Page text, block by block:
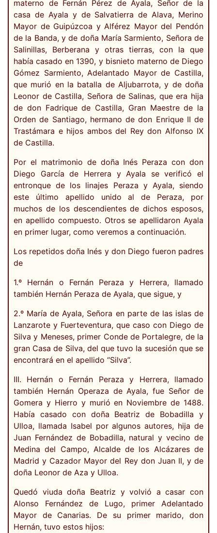
materno de Fernán Pérez de Ayala, Señor de la
casa de Ayala y de Salvatierra de Alava, Merino
Mayor de Guipúzcoa y Alférez Mayor del Pendón
de la Banda, y de doña María Sarmiento, Señora de
Salinillas, Berberana y otras tierras, con la que
había casado en 1390, y bisnieto materno de Diego
Gómez Sarmiento, Adelantado Mayor de Castilla,
que murió en la batalla de Aljubarrota, y de doña
Leonor de Castilla, Señora de Salinas, que era hija
de don Fadrique de Castilla, Gran Maestre de la
Orden de Santiago, hermano de don Enrique II de
Trastámara e hijos ambos del Rey don Alfonso IX
de Castilla.
Por el matrimonio de doña Inés Peraza con don
Diego García de Herrera y Ayala se verificó el
entronque de los linajes Peraza y Ayala, siendo
este último apellido unido al de Peraza, por
muchos de los descendientes de dichos esposos,
en apellido compuesto. Otros se apellidaron Ayala
en primer lugar, como veremos a continuación.
Los repetidos doña Inés y don Diego fueron padres
de
1.º Hernán o Fernán Peraza y Herrera, llamado
también Hernán Peraza de Ayala, que sigue, y
2.º María de Ayala, Señora en parte de las islas de
Lanzarote y Fuerteventura, que caso con Diego de
Silva y Meneses, primer Conde de Portalegre, de la
gran Casa de Silva, del que tuvo la sucesión que se
encontrará en el apellido “Silva”.
III. Hernán o Fernán Peraza y Herrera, llamado
también Hernán Operaza de Ayala, fue Señor de
Gomera y Hierro y murió en Noviembre de 1488.
Había casado con doña Beatriz de Bobadilla y
Ulloa, llamada Isabel por algunos autores, hija de
Juan Fernández de Bobadilla, natural y vecino de
Medina del Campo, Alcalde de los Alcázares de
Madrid y Cazador Mayor del Rey don Juan II, y de
doña Leonor de Aza y Ulloa.
Quedó viuda doña Beatriz y volvió a casar con
Alonso Fernández de Lugo, primer Adelantado
Mayor de Canarias. De su primer marido, don
Hernán, tuvo estos hijos: